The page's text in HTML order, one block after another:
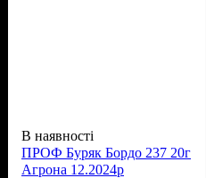
В наявності
ПРОФ Буряк Бордо 237 20г
Агрона 12.2024р